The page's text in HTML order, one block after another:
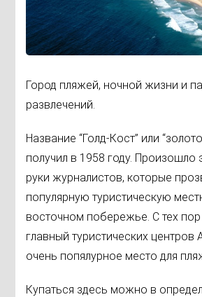
Город пляжей, ночной жизни и
развлечений.
Название “Голд-Кост” или
получил в 1958 году. Произошло
руки журналистов, которые
популярную туристическую
восточном побережье. С тех пор
главный туристических центров
очень попялурное место для
Купаться здесь можно в